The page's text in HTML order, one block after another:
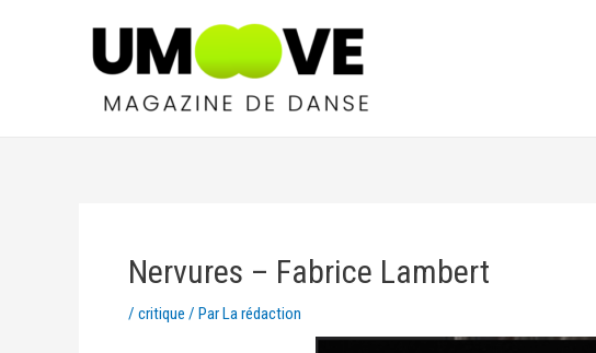
Nervures – Fabrice Lambert
/ critique / ParLa rédaction